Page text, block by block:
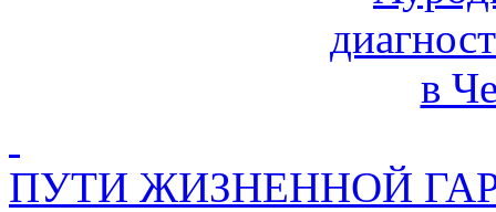
ПУТИ ЖИЗНЕННОЙ